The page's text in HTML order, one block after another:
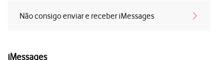
Não consigo enviar e receber iMessages
iMessages